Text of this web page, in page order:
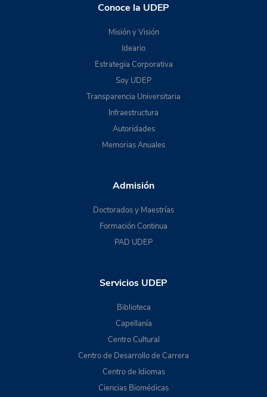
Conoce la UDEP
Misión y Visión
Ideario
Estrategia Corporativa
Soy UDEP
Transparencia Universitaria
Infraestructura
Autoridades
Memorias Anuales
Admisión
Doctorados y Maestrías
Formación Continua
PAD UDEP
Servicios UDEP
Biblioteca
Capellanía
Centro Cultural
Centro de Desarrollo de Carrera
Centro de Idiomas
Ciencias Biomédicas